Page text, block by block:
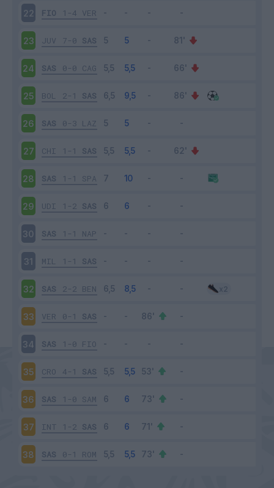
22 FIO 1-4 VER
23 JUV 7-0 SAS
24 SAS 0-0 CAG
25 BOL 2-1 SAS
26 SAS 0-3 LAZ
27 CHI 1-1 SAS
28 SAS 1-1 SPA
29 UDI 1-2 SAS
30 SAS 1-1 NAP
31 MIL 1-1 SAS
32 SAS 2-2 BEN
33 VER 0-1 SAS
34 SAS 1-0 FIO
35 CRO 4-1 SAS
36 SAS 1-0 SAM
37 INT 1-2 SAS
38 SAS 0-1 ROM